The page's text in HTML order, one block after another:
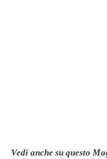
Vedi anche su questo